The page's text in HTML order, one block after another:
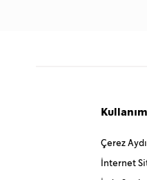
Çerez
İnternet